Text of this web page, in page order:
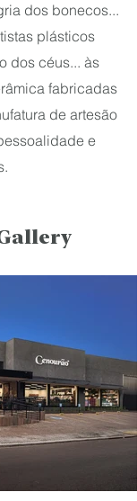
dos bonecos...
plásticos
dos céus... às
fabricadas
de artesão
e